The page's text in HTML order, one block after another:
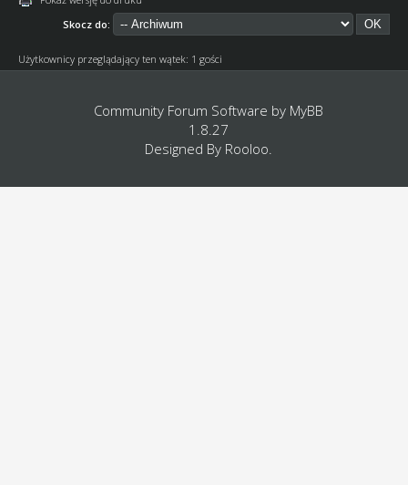
Skocz do:
Użytkownicy przeglądający ten wątek: 1 gości
Community Forum Software by MyBB
1.8.27
Designed By Rooloo